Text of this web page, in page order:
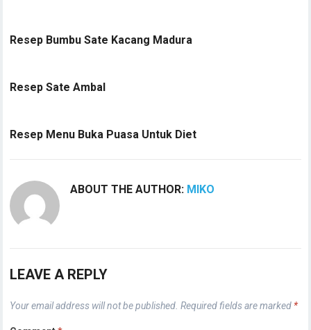
Resep Bumbu Sate Kacang Madura
Resep Sate Ambal
Resep Menu Buka Puasa Untuk Diet
ABOUT THE AUTHOR: MIKO
LEAVE A REPLY
Your email address will not be published. Required fields are marked *